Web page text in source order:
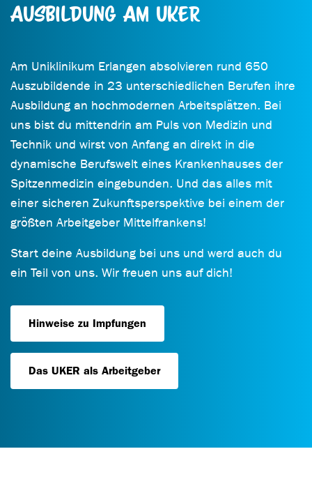
Ausbildung am UKER
Am Uniklinikum Erlangen absolvieren rund 650
Auszubildende in 23 unterschiedlichen Berufen ihre
Ausbildung an hochmodernen Arbeitsplätzen. Bei
uns bist du mittendrin am Puls von Medizin und
Technik und wirst von Anfang an direkt in die
dynamische Berufswelt eines Krankenhauses der
Spitzenmedizin eingebunden. Und das alles mit
einer sicheren Zukunftsperspektive bei einem der
größten Arbeitgeber Mittelfrankens!
Start deine Ausbildung bei uns und werd auch du
ein Teil von uns. Wir freuen uns auf dich!
Hinweise zu Impfungen
Das UKER als Arbeitgeber